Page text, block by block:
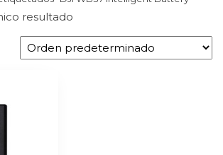
resultado